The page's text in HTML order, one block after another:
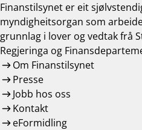
Finanstilsynet er eit
myndigheitsorgan som
grunnlag i lover og vedtak frå
Regjeringa og
Om Finanstilsynet
Presse
Jobb hos oss
Kontakt
eFormidling